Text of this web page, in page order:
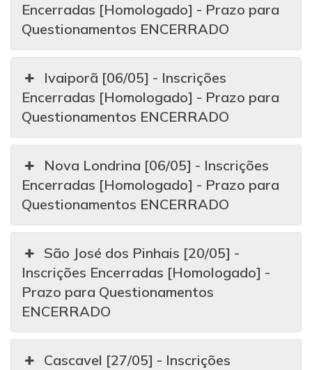
Encerradas [Homologado] - Prazo para
Questionamentos ENCERRADO
Ivaiporã [06/05] - Inscrições
Encerradas [Homologado] - Prazo para
Questionamentos ENCERRADO
Nova Londrina [06/05] - Inscrições
Encerradas [Homologado] - Prazo para
Questionamentos ENCERRADO
São José dos Pinhais [20/05] -
Inscrições Encerradas [Homologado] -
Prazo para Questionamentos
ENCERRADO
Cascavel [27/05] - Inscrições